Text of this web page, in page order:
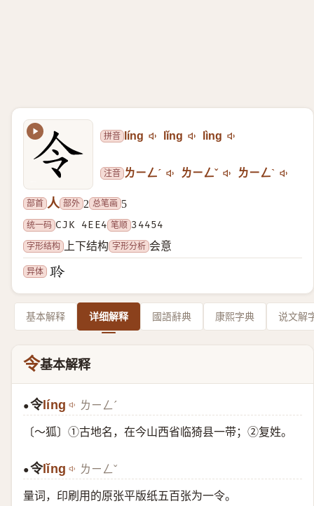
拼音 líng lǐng lìng
注音 ㄌㄧㄥˊ ㄌㄧㄥˇ ㄌㄧㄥˋ
部首 人 部外 2 总笔画 5
统一码 CJK 4EE4 笔顺 34454
字形结构
上下结构 字形分析 会意
异体
基本解释 详细解释 國語辭典 康熙字典 说文解
令基本解释
●令líng ㄌㄧㄥˊ
〔～狐〕①古地名，在今山西省临猗县一带；②复姓。
●令lǐng ㄌㄧㄥˇ
量词，印刷用的原张平版纸五百张为一令。